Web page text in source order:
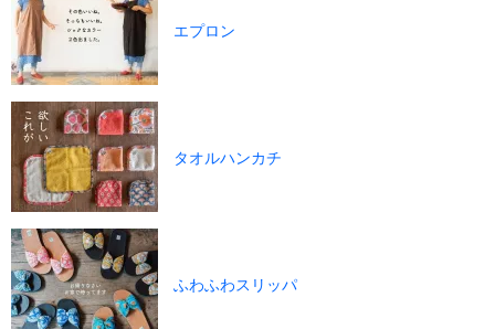
エプロン
タオルハンカチ
ふわふわスリッパ